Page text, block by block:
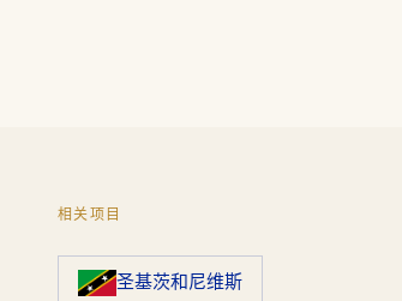
相关项目
圣基茨和尼维斯